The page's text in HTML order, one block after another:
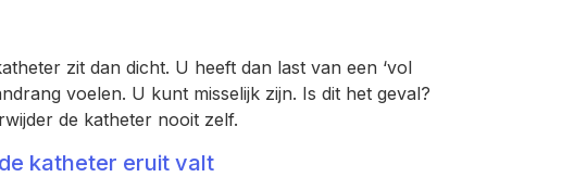
zit dan dicht. U heeft dan last van een ‘vol
voelen. U kunt misselijk zijn. Is dit het geval?
de katheter nooit zelf.
katheter eruit valt